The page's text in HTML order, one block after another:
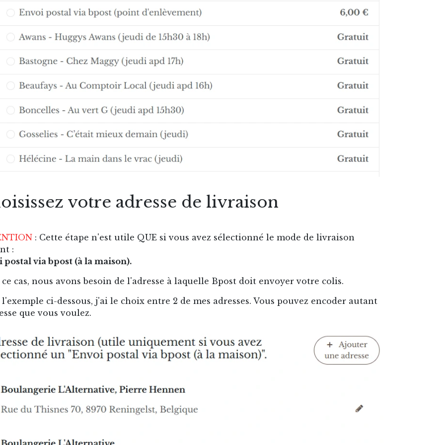
votre adresse de livraison
: Cette étape n'est utile QUE si vous avez sélectionné le mode de livraison
:
postal via bpost (à la maison).
ce cas, nous avons besoin de l'adresse à laquelle Bpost doit envoyer votre colis.
l'exemple ci-dessous, j'ai le choix entre 2 de mes adresses. Vous pouvez encoder autant
que vous voulez.